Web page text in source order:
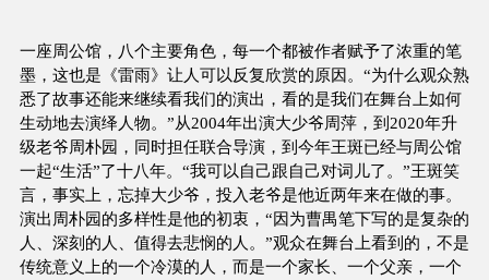
一座周公馆，八个主要角色，每一个都被作者赋予了浓重的笔
墨，这也是《雷雨》让人可以反复欣赏的原因。“为什么观众熟
悉了故事还能来继续看我们的演出，看的是我们在舞台上如何
生动地去演绎人物。”从2004年出演大少爷周萍，到2020年升
级老爷周朴园，同时担任联合导演，到今年王斑已经与周公馆
一起“生活”了十八年。“我可以自己跟自己对词儿了。”王斑笑
言，事实上，忘掉大少爷，投入老爷是他近两年来在做的事。
演出周朴园的多样性是他的初衷，“因为曹禺笔下写的是复杂的
人、深刻的人、值得去悲悯的人。”观众在舞台上看到的，不是
传统意义上的一个冷漠的人，而是一个家长、一个父亲，一个